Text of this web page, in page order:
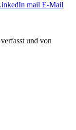
mail E-Mail
und von